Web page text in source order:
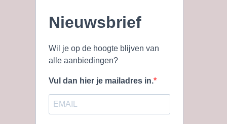
Nieuwsbrief
Wil je op de hoogte blijven van
alle aanbiedingen?
Vul dan hier je mailadres in.